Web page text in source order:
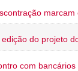
edição do projeto
com